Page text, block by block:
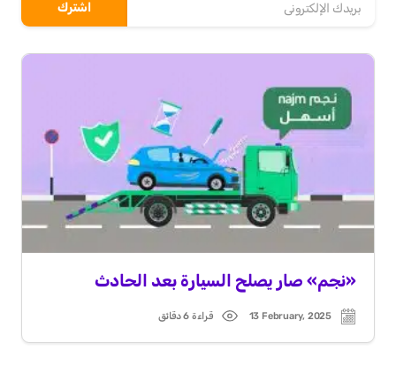
«نجم» صار يصلح السيارة بعد الحادث
Post
date
13 February, 2025
Read
time
قراءة 6 دقائق